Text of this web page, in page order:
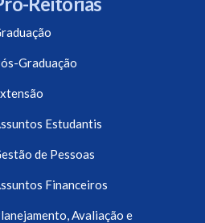
Graduação
Estudantis
de Pessoas
Financeiros
Avaliação e